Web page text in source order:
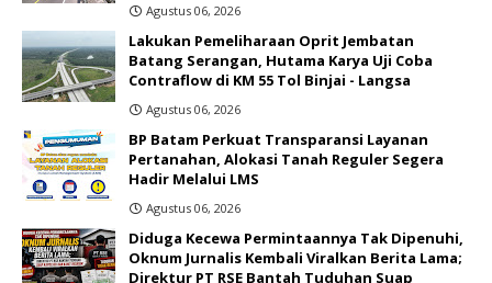
Agustus 06, 2026
Lakukan Pemeliharaan Oprit Jembatan
Batang Serangan, Hutama Karya Uji Coba
Contraflow di KM 55 Tol Binjai - Langsa
Agustus 06, 2026
BP Batam Perkuat Transparansi Layanan
Pertanahan, Alokasi Tanah Reguler Segera
Hadir Melalui LMS
Agustus 06, 2026
Diduga Kecewa Permintaannya Tak Dipenuhi,
Oknum Jurnalis Kembali Viralkan Berita Lama;
Direktur PT RSE Bantah Tuduhan Suap